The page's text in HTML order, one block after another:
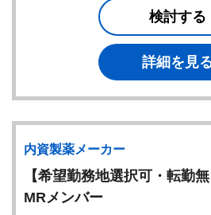
検討する
詳細を見
内資製薬メーカー
【希望勤務地選択可・転勤
MRメンバー